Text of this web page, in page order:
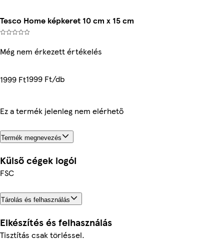
Tesco Home képkeret 10 cm x 15 cm
Még nem érkezett értékelés
1999 Ft1999 Ft/db
Ez a termék jelenleg nem elérhető
Termék megnevezés
Külső cégek logói
FSC
Tárolás és felhasználás
Elkészítés és felhasználás
Tisztítás csak törléssel.